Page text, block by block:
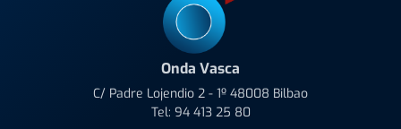
Onda Vasca
C/ Padre Lojendio 2 - 1º 48008 Bilbao
Tel: 94 413 25 80